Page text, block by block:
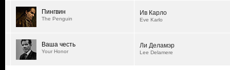
Пингвин
The Penguin
Ив Карло
Eve Karlo
Ваша честь
Your Honor
Ли Деламэр
Lee Delamere